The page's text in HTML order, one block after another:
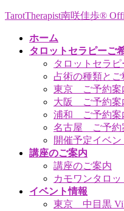
コ
ナ
TarotTherapist南咲佳歩®
ホーム
タロットセラピーご
タロットセラ
占術の種類とご
東京 ご予約案
大阪 ご予約案
浦和 ご予約案
名古屋 ご予約
開催予定イベン
講座のご案内
講座のご案内
カモワンタロ
イベント情報
東京 中目黒